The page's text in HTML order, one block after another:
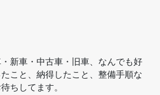
新車・中古車・旧車、なんでも好
こと、納得したこと、整備手順な
ちしてます。